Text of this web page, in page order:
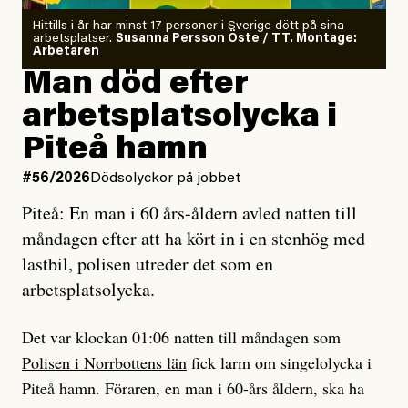
Kuhn och Sassarinis-McGowan radar upp.
Vem är det som Dagens ETC skriver för?
Vad betyder det att vara en röd, grön och oberoende
tidning?
Vad är bra journalistik?
Ett försök till korta svar som jag hoppas kan förtydliga
för Kuhn och Sassarinis-McGowan och andra hur jag
som chefredaktör ser på Dagens ETC:s uppdrag och
roll.
Vi skriver för våra läsare som vill bli informerade,
överraskade, bekräftade, utmanade – och som kräver
att vi granskar allt och alla.
Om läkaren säger vaccinera dig
så säger jag tvärtemot.
Jag lärde mig renovera
enligt uråldrig metod
och lade min sista ungdom
på att laga en gammal bod.
Jag sökte ljuset och meningen,
efter det som var rent, rätt och sant,
och aldrig såg jag det klarare än
när jag ombord på bussen hjälpte en tant.
#23/2026Intervjun
Jesper Lundby: ”Livet i sig
är ganska politiskt”
Hittills i år har minst 17 personer i Sverige dött på sina
arbetsplatser. Susanna Persson Öste / TT. Montage:
Arbetaren
Man död efter
arbetsplatsolycka i
Piteå hamn
#56/2026 Dödsolyckor på jobbet
Piteå: En man i 60 års-åldern avled natten till
måndagen efter att ha kört in i en stenhög med
lastbil, polisen utreder det som en
arbetsplatsolycka.
Det var klockan 01:06 natten till måndagen som
Polisen i Norrbottens län fick larm om singelolycka i
Piteå hamn. Föraren, en man i 60-års åldern, ska ha